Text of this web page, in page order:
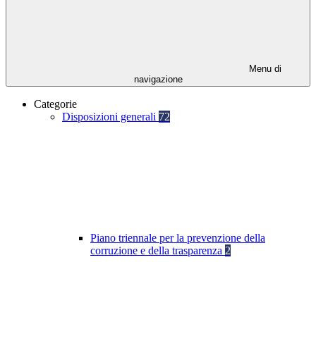
Menu di
navigazione
Categorie
Disposizioni generali 72
Piano triennale per la prevenzione della
corruzione e della trasparenza 2